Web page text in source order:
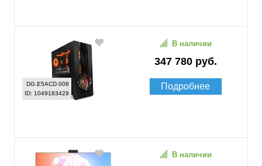
DG.E5ACD.008
ID: 1049183429
347 780 руб.
В наличии
Подробнее
В наличии